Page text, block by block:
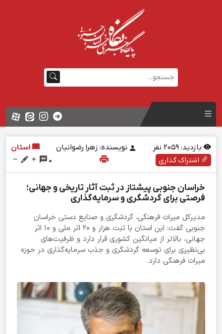
بازدید: نفر نویسنده: زهرا رضوانیان
استان
اشتراک گذاری
0
خراسان جنوبی پیشتاز در ثبت آثار تاریخی و جهانی؛
فرصتی برای گردشگری و سرمایه‌گذاری
مدیرکل میراث فرهنگی، گردشگری و صنایع دستی خراسان
جنوبی گفت: این استان با ثبت هزار و ۲۰ اثر ملی و ۱۰ اثر
جهانی، بالاتر از میانگین کشوری قرار دارد و ظرفیت‌های
بی‌نظیری برای توسعه گردشگری و جذب سرمایه‌گذاری در حوزه
میراث فرهنگی دارد.